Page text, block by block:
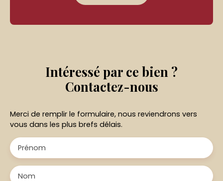
Intéressé par ce bien ?
Contactez-nous
Merci de remplir le formulaire, nous reviendrons vers
vous dans les plus brefs délais.
Prénom
Nom